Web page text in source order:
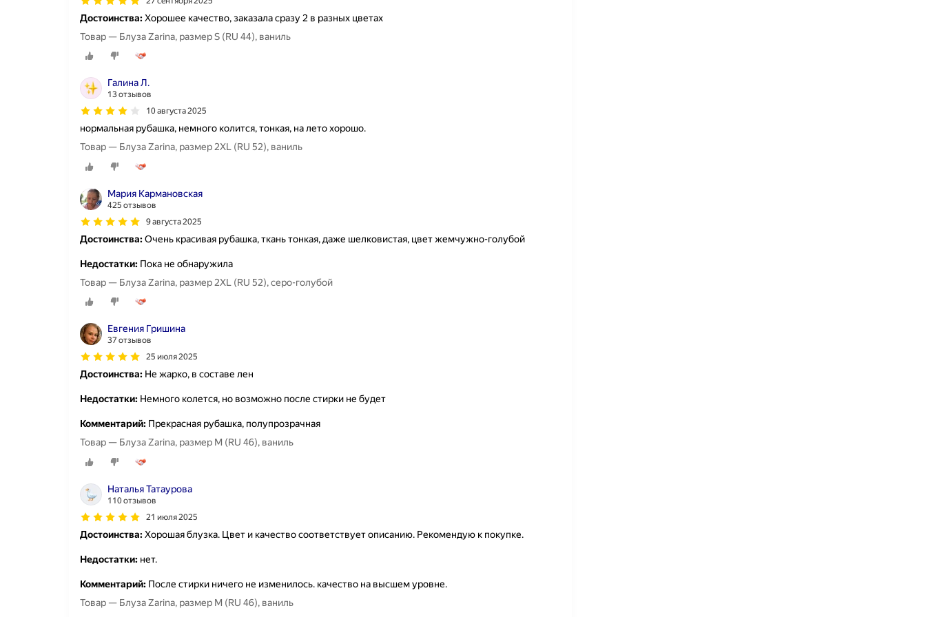
Достоинства:Хорошее качество, заказала сразу 2 в разных цветах
Товар — Блуза Zarina, размер S (RU 44), ваниль
Галина Л.
13 отзывов
10 августа 2025
нормальная рубашка, немного колится, тонкая, на лето хорошо.
Товар — Блуза Zarina, размер 2XL (RU 52), ваниль
Мария Кармановская
425 отзывов
9 августа 2025
Достоинства:Очень красивая рубашка, ткань тонкая, даже шелковистая, цвет жемчужно-голубой
Недостатки: Пока не обнаружила
Товар — Блуза Zarina, размер 2XL (RU 52), серо-голубой
Евгения Гришина
37 отзывов
25 июля 2025
Достоинства: Не жарко, в составе лен
Недостатки: Немного колется, но возможно после стирки не будет
Комментарий: Прекрасная рубашка, полупрозрачная
Товар — Блуза Zarina, размер M (RU 46), ваниль
Наталья Татаурова
110 отзывов
21 июля 2025
Достоинства:Хорошая блузка. Цвет и качество соответствует описанию. Рекомендую к покупке.
Недостатки: нет.
Комментарий: После стирки ничего не изменилось. качество на высшем уровне.
Товар — Блуза Zarina, размер M (RU 46), ваниль